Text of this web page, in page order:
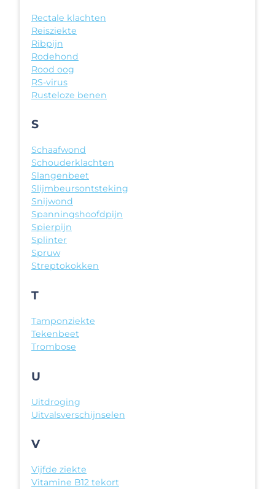
Rectale klachten
Reisziekte
Ribpijn
Rodehond
Rood oog
RS-virus
Rusteloze benen
S
Schaafwond
Schouderklachten
Slangenbeet
Slijmbeursontsteking
Snijwond
Spanningshoofdpijn
Spierpijn
Splinter
Spruw
Streptokokken
T
Tamponziekte
Tekenbeet
Trombose
U
Uitdroging
Uitvalsverschijnselen
V
Vijfde ziekte
Vitamine B12 tekort